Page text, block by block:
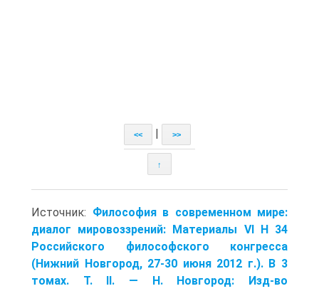
<< >>
↑
Источник: Философия в современном мире:
диалог мировоззрений: Материалы VI Н 34
Российского философского конгресса
(Нижний Новгород, 27-30 июня 2012 г.). В 3
томах. Т. II. — Н. Новгород: Изд-во